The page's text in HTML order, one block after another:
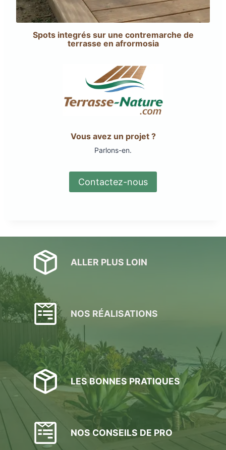
Spots integrés sur une contremarche de
terrasse en afrormosia
Vous avez un projet ?
Parlons-en.
Contactez-nous
ALLER PLUS LOIN
NOS RÉALISATIONS
LES BONNES PRATIQUES
NOS CONSEILS DE PRO